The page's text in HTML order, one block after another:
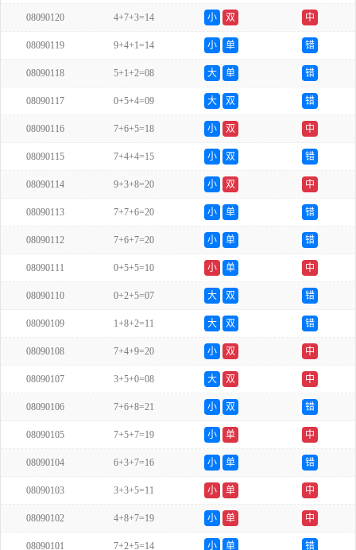
08090120 4+7+3=14 小 双 中
08090119 9+4+1=14 小 单 错
08090118 5+1+2=08 大 单 错
08090117 0+5+4=09 大 双 错
08090116 7+6+5=18 小 双 中
08090115 7+4+4=15 小 双 错
08090114 9+3+8=20 小 双 中
08090113 7+7+6=20 小 单 错
08090112 7+6+7=20 小 单 错
08090111 0+5+5=10 小 单 中
08090110 0+2+5=07 大 双 错
08090109 1+8+2=11 大 双 错
08090108 7+4+9=20 小 双 中
08090107 3+5+0=08 大 双 中
08090106 7+6+8=21 小 双 错
08090105 7+5+7=19 小 单 中
08090104 6+3+7=16 小 单 错
08090103 3+3+5=11 小 单 中
08090102 4+8+7=19 小 单 中
08090101 7+2+5=14 小 单 错